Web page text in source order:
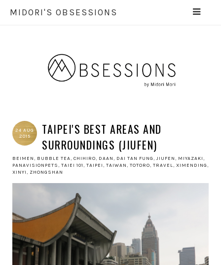
MIDORI'S OBSESSIONS
24 AUG
2015
TAIPEI'S BEST AREAS AND
SURROUNDINGS (JIUFEN)
BEIMEN , BUBBLE TEA, CHIHIRO, DAAN , DAI TAN FUNG ,JIUFEN , MIYAZAKI ,
PANAVISIONPETS , TAIEI 101 , TAIPEI , TAIWAN , TOTORO, TRAVEL, XIMENDING ,
XINYI , ZHONGSHAN